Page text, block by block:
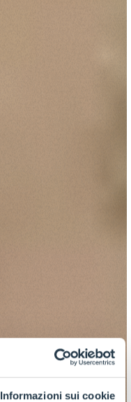
Informazioni sui cookie